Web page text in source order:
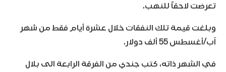
تعرضت لاحقاً للنهب.
وبلغت قيمة تلك النفقات خلال عشرة أيام فقط من شهر
آب/أغسطس 55 ألف دولار.
في الشهر ذاته، كتب جندي من الفرقة الرابعة الى بلال